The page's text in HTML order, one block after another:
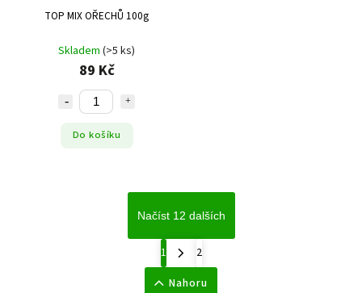
TOP MIX OŘECHŮ 100g
Skladem (>5 ks)
89 Kč
Do košíku
Načíst 12 dalších
1
2
Nahoru